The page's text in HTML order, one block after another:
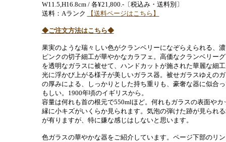
W11.5,H16.8cm / 各¥21,800.-〔税込み・送料別〕
送料：Aランク
【送料ページはこちら】
◆ご注文方法はこちら◆
果実のような瑞々しい色がクランベリーになぞらえられる、
ピンクの切子細工が華やかなカラフェ。高価なクランベリー
を透明なガラスに被せて、ハンドカットが施された華麗な細
光に浮かび上がる様子が美しいガラス器。被せガラスゆえの
の厚みによる、しっかりとした持ち重りも、豪奢な器に似合
もしい。1900年頃のイギリスから。
容量は何れも首の根元で550mlほど。何れもガラスの表面やカ
縁に小キズがいくらか見られます。気泡の弾けた跡が見られ
が有りますが、特に嫌な感じはしないと思います。
色ガラスの華やかな器をご紹介しています。ページ下部のリ